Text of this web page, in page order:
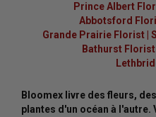
Prince Albert
Abbotsford
Grande Prairie Florist|
Bathurst Florist
Bloomex livre des fleurs,
plantes d'un océan à l'autre.